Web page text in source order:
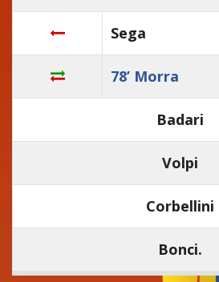
Sega
78’ Morra
Badari
Volpi
Corbellini
Bonci.